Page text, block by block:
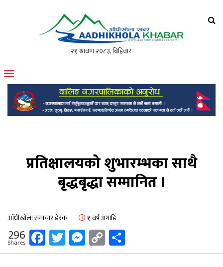
मोफसलकै लोकप्रिय अनलाइन पत्रिका
प्रतिक्षालयको शुभारम्भका साथै
बृद्धबृद्धा सम्मानित ।
आँधीखोला समाचार डेस्क १ वर्ष अगाडि
296
Shares Facebook
Twitter
Messenger
Copy
Link